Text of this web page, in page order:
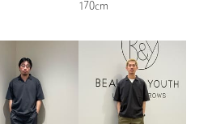
購入サイズ：L
170cm